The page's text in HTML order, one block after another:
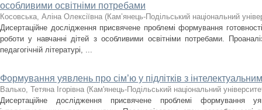
особливими освітніми потребами
Косовська, Аліна Олексіївна (Кам’янець-Подільський національний
Дисертаційне дослідження присвячене проблемі формування
роботи у навчанні дітей з особливими освітніми потребами.
педагогічній літературі, ...
Формування уявлень про сім’ю у підлітків з
Валько, Тетяна Ігорівна (Кам'янець-Подільський національний
Дисертаційне дослідження присвячене проблемі формування